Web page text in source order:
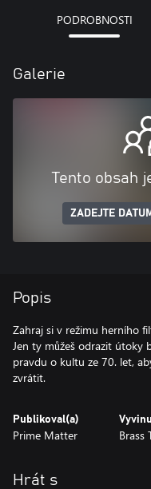
PODROBNOSTI
Galerie
Tento obsah
ZADEJTE
Popis
Zahraj si v režimu herního
Jen ty můžeš odrazit útoky
pravdu o kultu ze 70. let,
zvrátit.
Publikoval(a)
Prime Matter Brass
Hrát s